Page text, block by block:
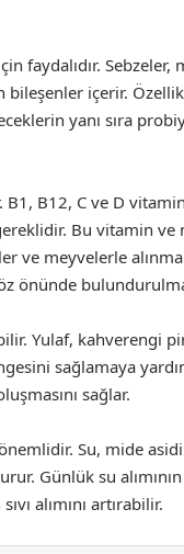
faydalıdır. Sebzeler,
içerir.
yanı sıra
B1, B12, C ve D
Bu vitamin ve
ve meyvelerle
önünde
Yulaf, kahverengi
sağlamaya
sağlar.
Su, mide
Günlük su alımının
alımını artırabilir.